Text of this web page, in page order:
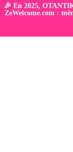
🎉 En 2025,
ZeWelcome.com :